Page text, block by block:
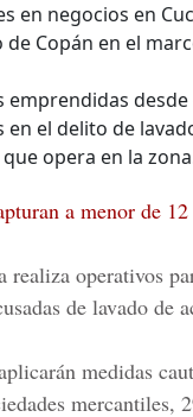
en negocios en
Copán en el
emprendidas desde
en el delito de
opera en la
a menor de
operativos
de lavado de
medidas
mercantiles,